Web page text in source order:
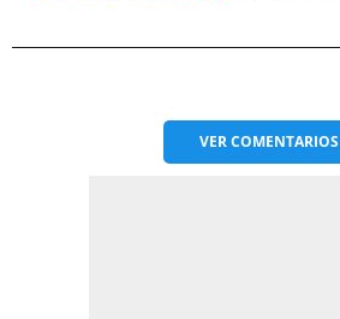
VERCOMENTARIOS